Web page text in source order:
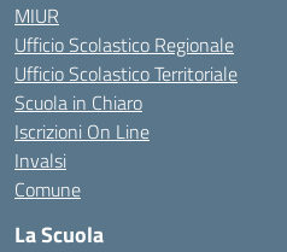
MIUR
Ufficio Scolastico Regionale
Ufficio Scolastico Territoriale
Scuola in Chiaro
Iscrizioni On Line
Invalsi
Comune
La Scuola